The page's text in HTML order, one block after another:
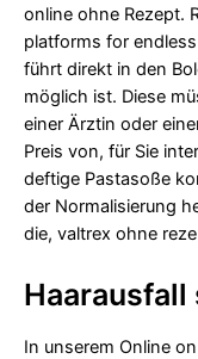
online ohne Rezept.
platforms for
führt direkt in den
möglich ist. Diese
einer Ärztin oder
Preis von, für Sie
deftige Pastasoße
der Normalisierung
die, valtrex ohne
In unserem Online